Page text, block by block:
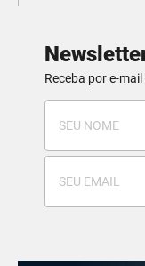
Receba por e-